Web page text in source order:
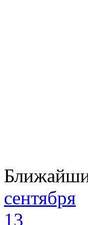
сентября
13